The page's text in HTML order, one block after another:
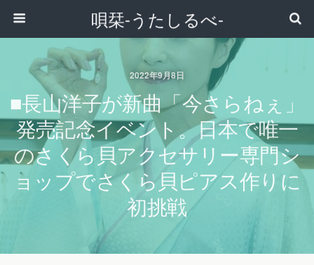
唄栞-うたしるべ-
2022年9月8日
■長山洋子が新曲「今さらねぇ」
発売記念イベント。日本で唯一
のさくら貝アクセサリー専門シ
ョップでさくら貝ピアス作りに
初挑戦